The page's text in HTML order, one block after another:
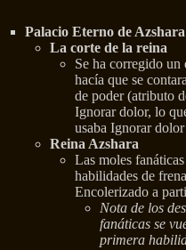
Palacio Eterno de Azshara
La corte de la reina
Se ha corregido un
hacía que se
de poder (atributo
Ignorar dolor, lo
usaba Ignorar
Reina Azshara
Las moles
habilidades de
Encolerizado a
Nota de los
fanáticas se
primera